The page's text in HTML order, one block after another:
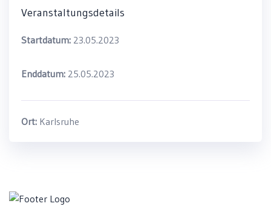
Veranstaltungsdetails
Startdatum: 23.05.2023
Enddatum: 25.05.2023
Ort: Karlsruhe